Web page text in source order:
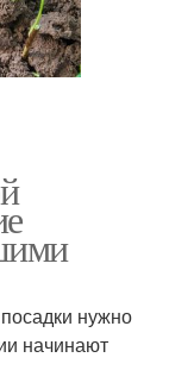
нужно
начинают